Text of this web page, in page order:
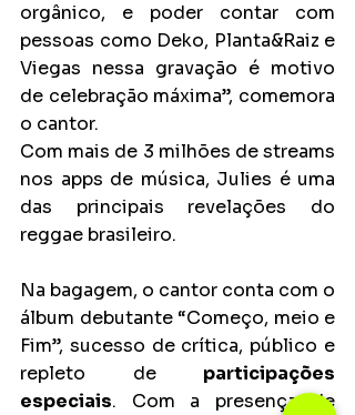
orgânico, e poder contar com
pessoas como Deko, Planta&Raiz e
Viegas nessa gravação é motivo
de celebração máxima”, comemora
o cantor.
Com mais de 3 milhões de streams
nos apps de música, Julies é uma
das principais revelações do
reggae brasileiro.
Na bagagem, o cantor conta com o
álbum debutante “Começo, meio e
Fim”, sucesso de crítica, público e
repleto de participações
especiais. Com a presença de